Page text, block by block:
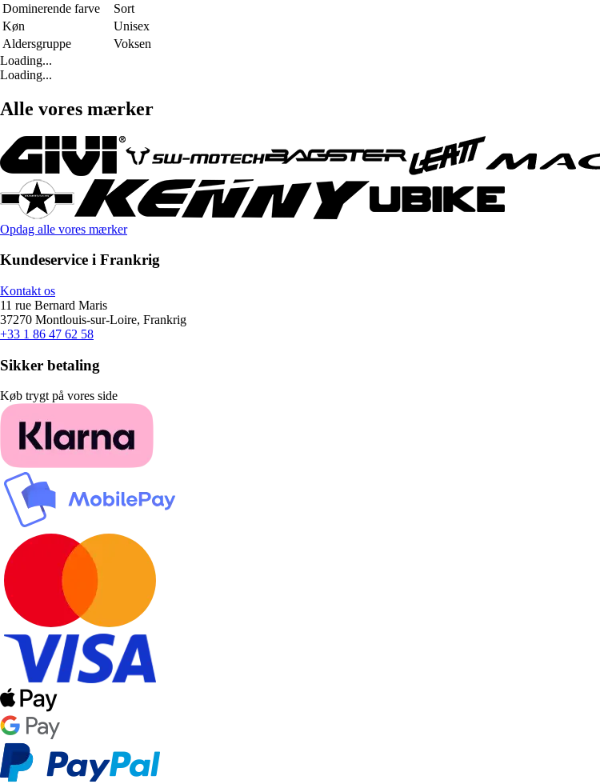
Dominerende farve
Sort
Køn
Unisex
Aldersgruppe
Voksen
Loading...
Loading...
Alle vores mærker
Opdag alle vores mærker
Kundeservice i Frankrig
Kontakt os
11 rue Bernard Maris
37270 Montlouis-sur-Loire, Frankrig
+33 1 86 47 62 58
Sikker betaling
Køb trygt på vores side